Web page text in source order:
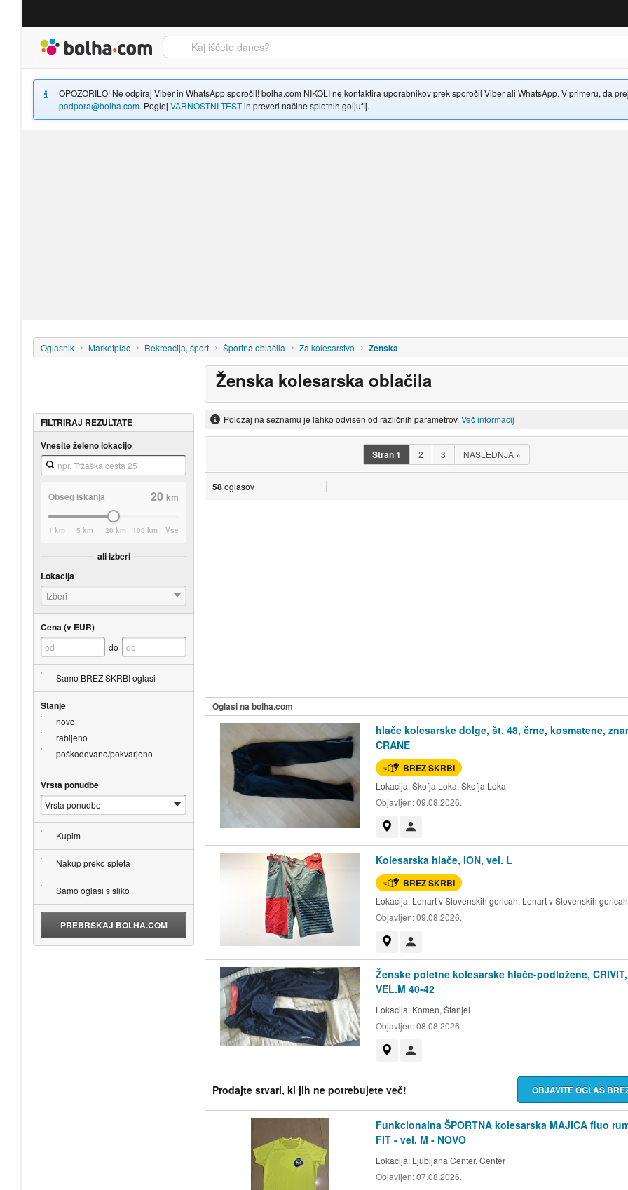
OPOZORILO! Ne odpiraj Viber in WhatsApp sporočil! bolha.com NIKOLI ne kontaktira uporabnikov prek sporočil Viber ali WhatsApp. V primeru, da
podpora@bolha.com. Poglej VARNOSTNI TESTin preveri načine spletnih goljufij.
Oglasnik Marketplac Rekreacija, šport Športna oblačila Za kolesarstvo Ženska
Ženska kolesarska oblačila
Položaj na seznamu je lahko odvisen od različnih parametrov. Več informacij
Stran1 2 3 NASLEDNJA »
58oglasov
Oglasi na bolha.com
hlače kolesarske dolge, št. 48, črne, kosmatene,
CRANE
BREZ SKRBI
Lokacija:Škofja Loka, Škofja Loka
Objavljen:09.08.2026.
Kolesarska hlače, ION, vel. L
BREZ SKRBI
Lokacija: Lenart v Slovenskih goricah, Lenart v Slovenskih goricah
Objavljen:09.08.2026.
Ženske poletne kolesarske hlače-podložene, CRIVIT,
VEL.M 40-42
Lokacija: Komen, Štanjel
Objavljen:08.08.2026.
Prodajte stvari, ki jih ne potrebujete več! OBJAVITE OGLAS
Funkcionalna ŠPORTNA kolesarska MAJICA fluo
FIT - vel. M - NOVO
Lokacija: Ljubljana Center, Center
Objavljen:07.08.2026.
FILTRIRAJ REZULTATE
Vnesite želeno lokacijo
Obseg iskanja 20km
1 km 5 km 20 km 100 km Vse
ali izberi
Lokacija
Izberi
Cena (v EUR)
do
Samo BREZ SKRBI oglasi
Stanje
novo
rabljeno
poškodovano/pokvarjeno
Vrsta ponudbe
Kupim
Nakup preko spleta
Samo oglasi s sliko
PREBRSKAJ BOLHA.COM